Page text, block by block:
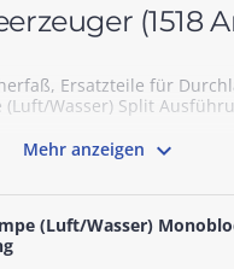
(1518
Ersatzteile für
Wasser) Split
Mehr anzeigen 
(Luft/Wasser)